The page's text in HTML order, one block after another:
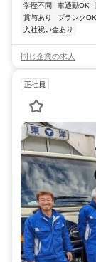
学歴不問
車通勤OK
賞与あり
ブランクOK
入社祝い金あり
同じ企業の求人
正社員